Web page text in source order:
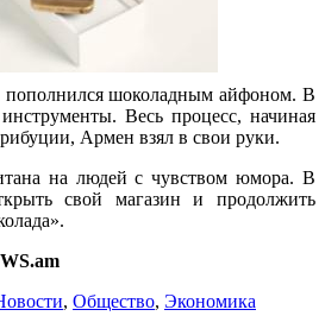
пополнился шоколадным айфоном. В
Весь процесс, начиная
Армен взял в свои руки.
на людей с чувством юмора. В
свой магазин и продолжить
, Общество, Экономика